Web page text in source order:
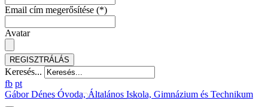
Email cím megerősítése (*)
Avatar
REGISZTRÁLÁS
Keresés...
fb pt
Gábor Dénes Óvoda, Általános Iskola, Gimnázium és Technikum